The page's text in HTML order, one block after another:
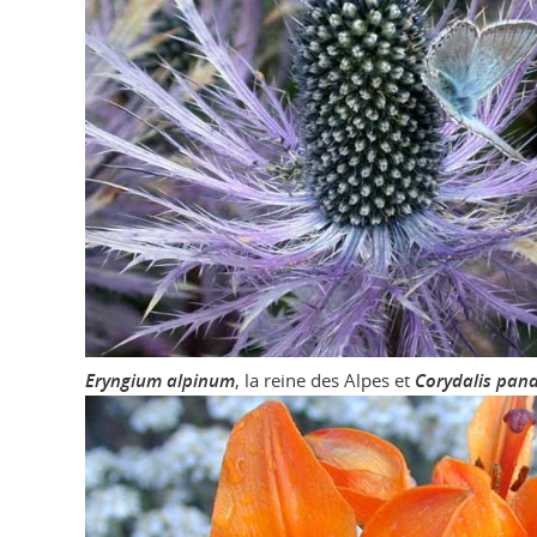
Eryngium alpinum, la reine des Alpes et Corydalis